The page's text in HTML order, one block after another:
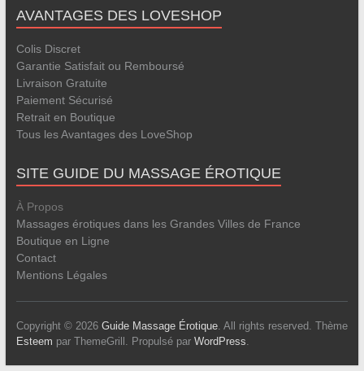
AVANTAGES DES LOVESHOP
Colis Discret
Garantie Satisfait ou Remboursé
Livraison Gratuite
Paiement Sécurisé
Retrait en Boutique
Tous les Avantages des LoveShop
SITE GUIDE DU MASSAGE ÉROTIQUE
À Propos
Massages érotiques dans les Grandes Villes de France
Boutique en Ligne
Contact
Mentions Légales
Copyright © 2026 Guide Massage Érotique. All rights reserved. Thème
Esteem par ThemeGrill. Propulsé par WordPress.